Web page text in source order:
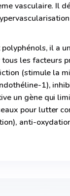
vasculaire. Il
polyphénols, il a
les facteurs
(stimule la
1),
un gène qui
pour lutter
anti-